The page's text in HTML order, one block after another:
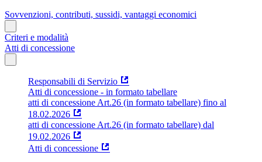
Sovvenzioni, contributi, sussidi, vantaggi economici
Criteri e modalità
Atti di concessione
Responsabili di Servizio
Atti di concessione - in formato tabellare
atti di concessione Art.26 (in formato tabellare) fino al
18.02.2026
atti di concessione Art.26 (in formato tabellare) dal
19.02.2026
Atti di concessione